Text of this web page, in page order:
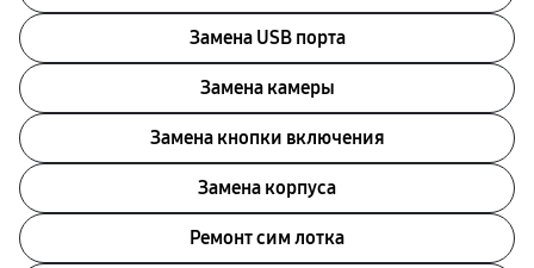
Замена USB порта
Замена камеры
Замена кнопки включения
Замена корпуса
Ремонт сим лотка